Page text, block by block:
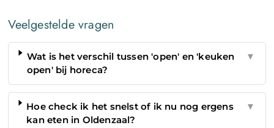
Veelgestelde vragen
Wat is het verschil tussen 'open' en 'keuken
open' bij horeca?
▼
Hoe check ik het snelst of ik nu nog ergens
kan eten in Oldenzaal?
▼